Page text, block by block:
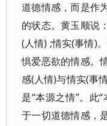
道德情感，而是作
的状态。黄玉顺说
(人情) ;情实(事情)
惧爱恶欲的情感。
感(人情)与情实(事
是“本源之情”。此
于一切道德情感，